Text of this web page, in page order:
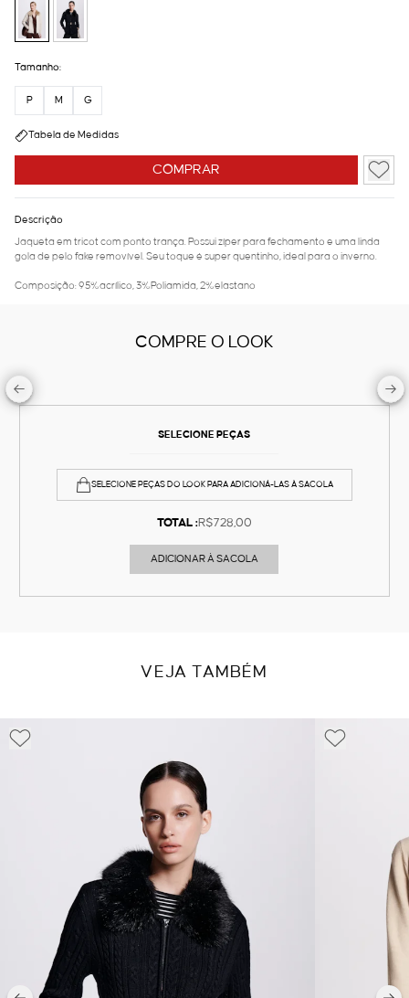
COMPRAR
Tamanho:
P M G
Tabela de Medidas
Descrição
Jaqueta em tricot com ponto trança. Possui zíper para fechamento e uma linda
gola de pelo fake removível. Seu toque é super quentinho, ideal para o inverno.
Composição: 95%acrílico, 3%Poliamida, 2%elastano
COMPRE O LOOK
SELECIONE PEÇAS
SELECIONE PEÇAS DO LOOK PARA ADICIONÁ-LAS À SACOLA
TOTAL :R$728,00
ADICIONAR À SACOLA
VEJA TAMBÉM